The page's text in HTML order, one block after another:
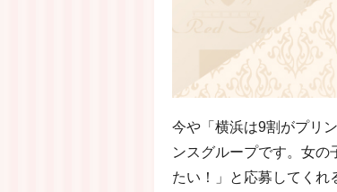
今や「横浜は9割がプリ
ンスグループです。女の
たい！」と応募してくれ